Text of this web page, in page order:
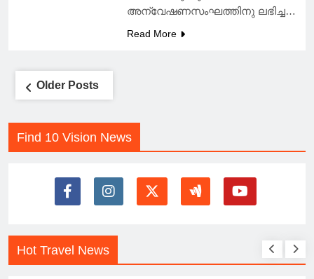
അന്വേഷണസംഘത്തിനു ലഭിച്ച…
Read More
Posts
navigation
Older Posts
Find 10 Vision News
Hot Travel News